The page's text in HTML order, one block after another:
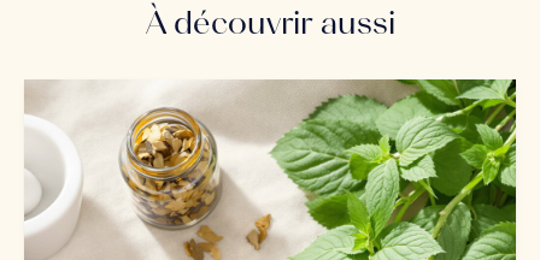
À découvrir aussi